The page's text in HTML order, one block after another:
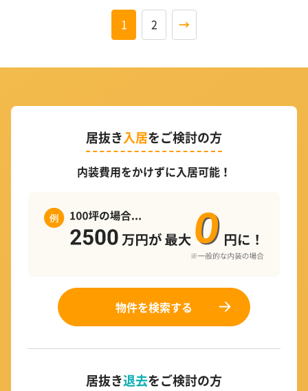
1 2 →
居抜き入居をご検討の方
内装費用をかけずに入居可能！
物件を検索する
居抜き退去をご検討の方